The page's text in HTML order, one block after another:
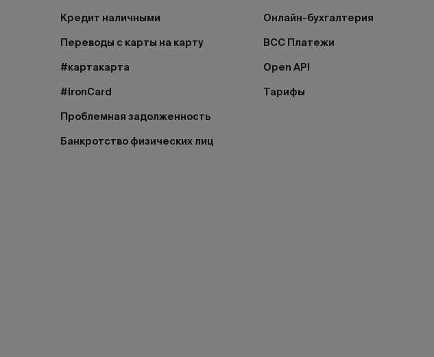
Кредит наличными
Переводы с карты на карту
#картакарта
#IronCard
Проблемная задолженность
Банкротство физических лиц
Онлайн-бухгалтерия
BCC Платежи
Open API
Тарифы